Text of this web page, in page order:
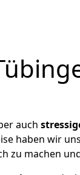
auch
haben wir
zu machen